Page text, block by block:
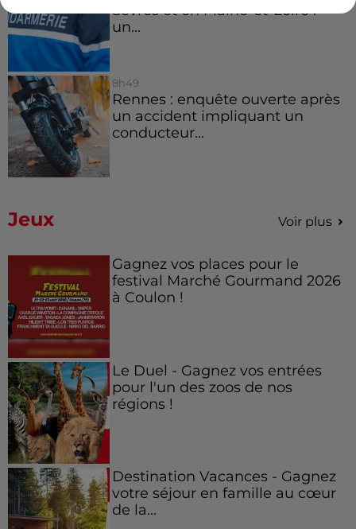
Sèvres et en Maine-et-Loire :
un...
8h49
Rennes : enquête ouverte après
un accident impliquant un
conducteur...
Jeux Voir plus
Gagnez vos places pour le
festival Marché Gourmand 2026
à Coulon !
Le Duel - Gagnez vos entrées
pour l'un des zoos de nos
régions !
Destination Vacances - Gagnez
votre séjour en famille au cœur
de la...